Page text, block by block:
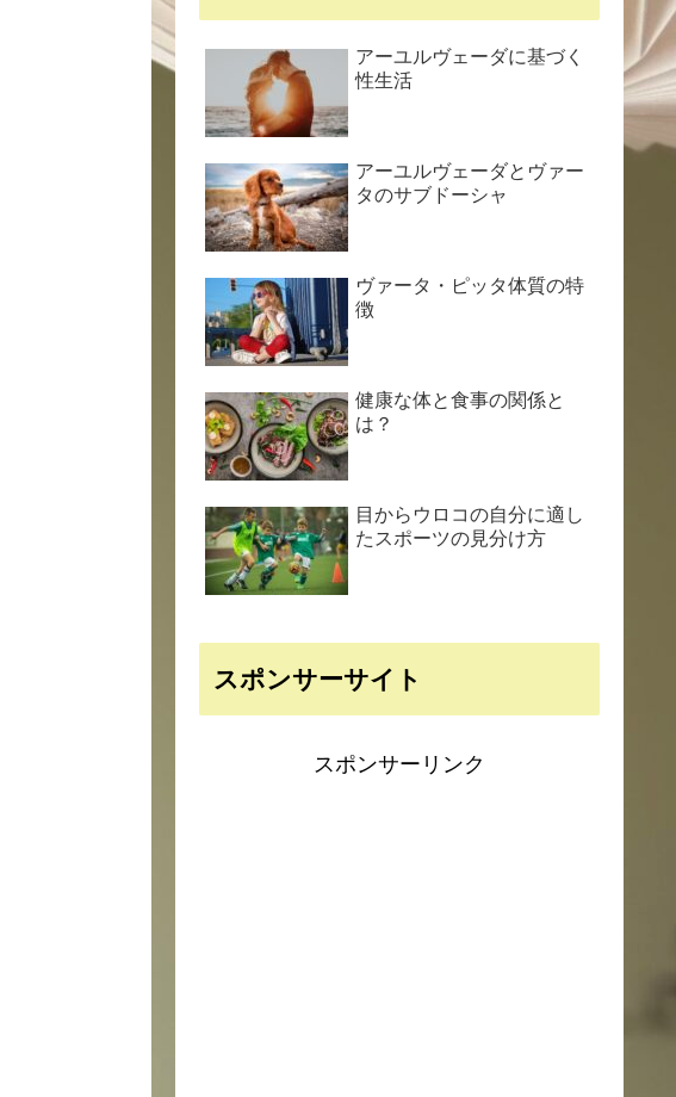
アーユルヴェーダに基づく
性生活
アーユルヴェーダとヴァー
タのサブドーシャ
ヴァータ・ピッタ体質の特
徴
健康な体と食事の関係と
は？
目からウロコの自分に適し
たスポーツの見分け方
スポンサーサイト
スポンサーリンク